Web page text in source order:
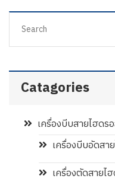
Catagories
เครื่องบีบสายไฮดร
เครื่องบีบอัดสา
เครื่องตัดสายไ